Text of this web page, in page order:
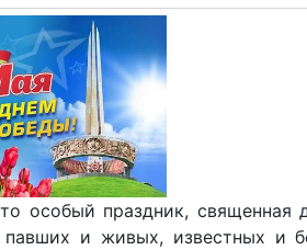
особый праздник, священная
павших и живых, известных и